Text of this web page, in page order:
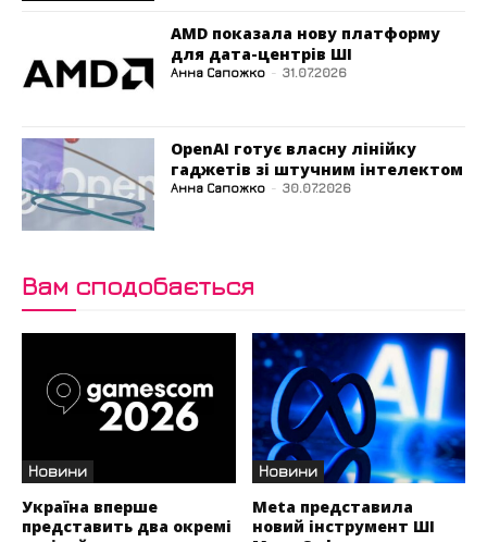
AMD показала нову платформу
для дата-центрів ШІ
Анна Сапожко - 31.07.2026
OpenAI готує власну лінійку
гаджетів зі штучним інтелектом
Анна Сапожко - 30.07.2026
Вам сподобається
Новини
Україна вперше
представить два окремі
Новини
Meta представила
новий інструмент ШІ